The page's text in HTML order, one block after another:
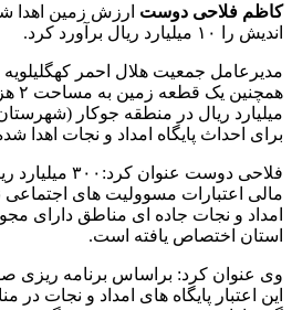
کاظم فلاحی دوست ارزش زمین اهدا
اندیش را ۱۰ میلیارد ریال برآورد کرد.
مدیرعامل جمعیت هلال احمر کهگلیلویه
میلیارد ریال در منطقه جوکار
برای احداث پایگاه امداد و نجات اهدا
فلاحی دوست
مالی اعتبارات مسوولیت های اجتماعی
امداد و نجات جاده ای مناطق دارای
استان اختصاص یافته است.
وی عنوان کرد: براساس برنامه ریزی
این اعتبار پایگاه های امداد و نجات در